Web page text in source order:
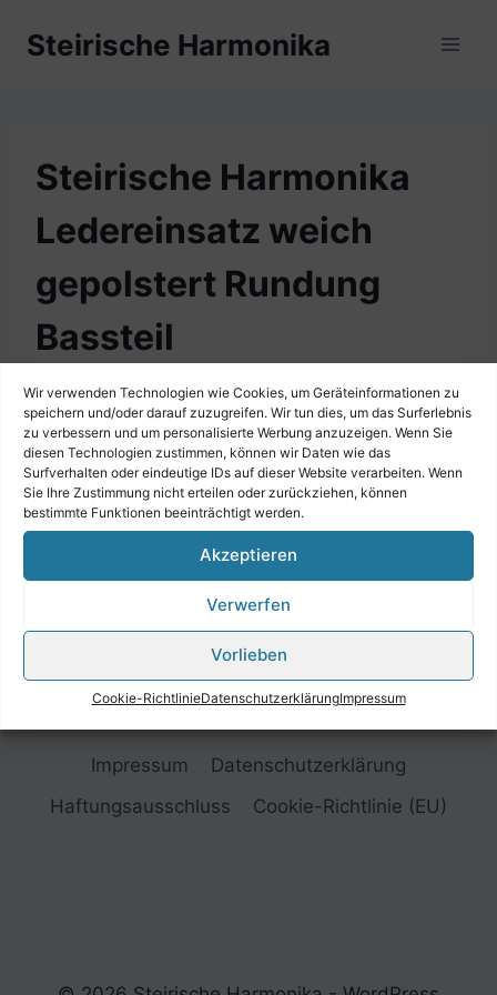
Wir verwenden Technologien wie Cookies, um Geräteinformationen zu
speichern und/oder darauf zuzugreifen. Wir tun dies, um das Surferlebnis
zu verbessern und um personalisierte Werbung anzuzeigen. Wenn Sie
diesen Technologien zustimmen, können wir Daten wie das
Surfverhalten oder eindeutige IDs auf dieser Website verarbeiten. Wenn
Sie Ihre Zustimmung nicht erteilen oder zurückziehen, können
bestimmte Funktionen beeinträchtigt werden.
Akzeptieren
Verwerfen
Vorlieben
Cookie-RichtlinieDatenschutzerklärungImpressum
InhaltSteirische Harmonika
Steirische Harmonika
Ledereinsatz weich
gepolstert Rundung
Bassteil
Impressum
Datenschutzerklärung
Haftungsausschluss
Cookie-Richtlinie (EU)